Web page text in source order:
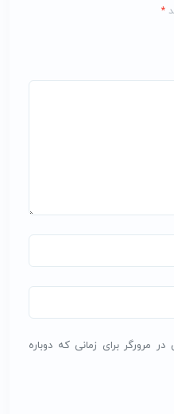
*
مرورگر برای زمانی که دوباره